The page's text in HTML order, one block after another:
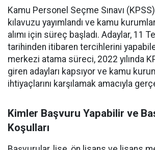
Kamu Personel Seçme Sınavı
kılavuzu yayımlandı ve kamu
alımı için süreç başladı. Adaylar, 11
tarihinden itibaren tercihlerini
merkezi atama süreci, 2022 yılında
giren adayları kapsıyor ve kamu
ihtiyaçlarını karşılamak amacıyla
Kimler Başvuru Yapabilir ve
Koşulları